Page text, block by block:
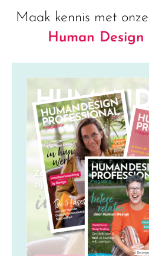
Maak kennis met
Human